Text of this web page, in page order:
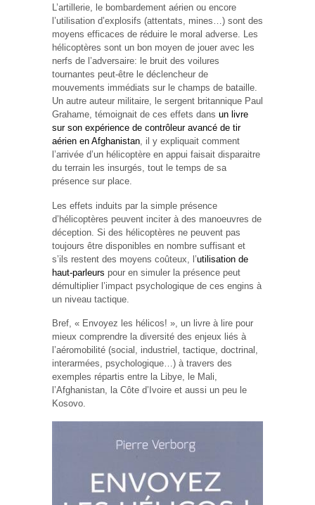
L’artillerie, le bombardement aérien ou encore
l’utilisation d’explosifs (attentats, mines…) sont des
moyens efficaces de réduire le moral adverse. Les
hélicoptères sont un bon moyen de jouer avec les
nerfs de l’adversaire: le bruit des voilures
tournantes peut-être le déclencheur de
mouvements immédiats sur le champs de bataille.
Un autre auteur militaire, le sergent britannique Paul
Grahame, témoignait de ces effets dans un livre
sur son expérience de contrôleur avancé de tir
aérien en Afghanistan, il y expliquait comment
l’arrivée d’un hélicoptère en appui faisait disparaitre
du terrain les insurgés, tout le temps de sa
présence sur place.
Les effets induits par la simple présence
d’hélicoptères peuvent inciter à des manoeuvres de
déception. Si des hélicoptères ne peuvent pas
toujours être disponibles en nombre suffisant et
s’ils restent des moyens coûteux, l’utilisation de
haut-parleurs pour en simuler la présence peut
démultiplier l’impact psychologique de ces engins à
un niveau tactique.
Bref, « Envoyez les hélicos! », un livre à lire pour
mieux comprendre la diversité des enjeux liés à
l’aéromobilité (social, industriel, tactique, doctrinal,
interarmées, psychologique…) à travers des
exemples répartis entre la Libye, le Mali,
l’Afghanistan, la Côte d’Ivoire et aussi un peu le
Kosovo.